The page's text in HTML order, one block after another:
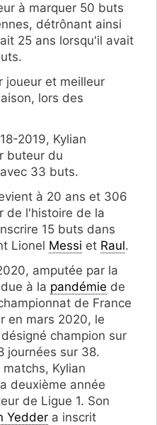
à marquer 50 buts
détrônant ainsi
25 ans lorsqu'il avait
joueur et meilleur
lors des
2019, Kylian
buteur du
33 buts.
à 20 ans et 306
de l'histoire de la
15 buts dans
Lionel Messi et Raul.
amputée par la
à la pandémie de
de France
en mars 2020, le
champion sur
journées sur 38.
Kylian
deuxième année
de Ligue 1. Son
Yedder a inscrit